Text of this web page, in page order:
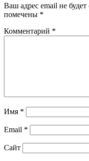
Ваш адрес email не
помечены *
Комментарий *
Имя *
Email *
Сайт